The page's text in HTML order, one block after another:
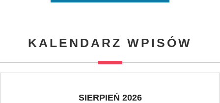
KALENDARZ WPISÓW
SIERPIEŃ 2026